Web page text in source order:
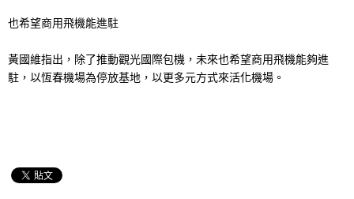
也希望商用飛機能進駐
黃國維指出，除了推動觀光國際包機，未來也希望商用飛機能夠進
駐，以恆春機場為停放基地，以更多元方式來活化機場。